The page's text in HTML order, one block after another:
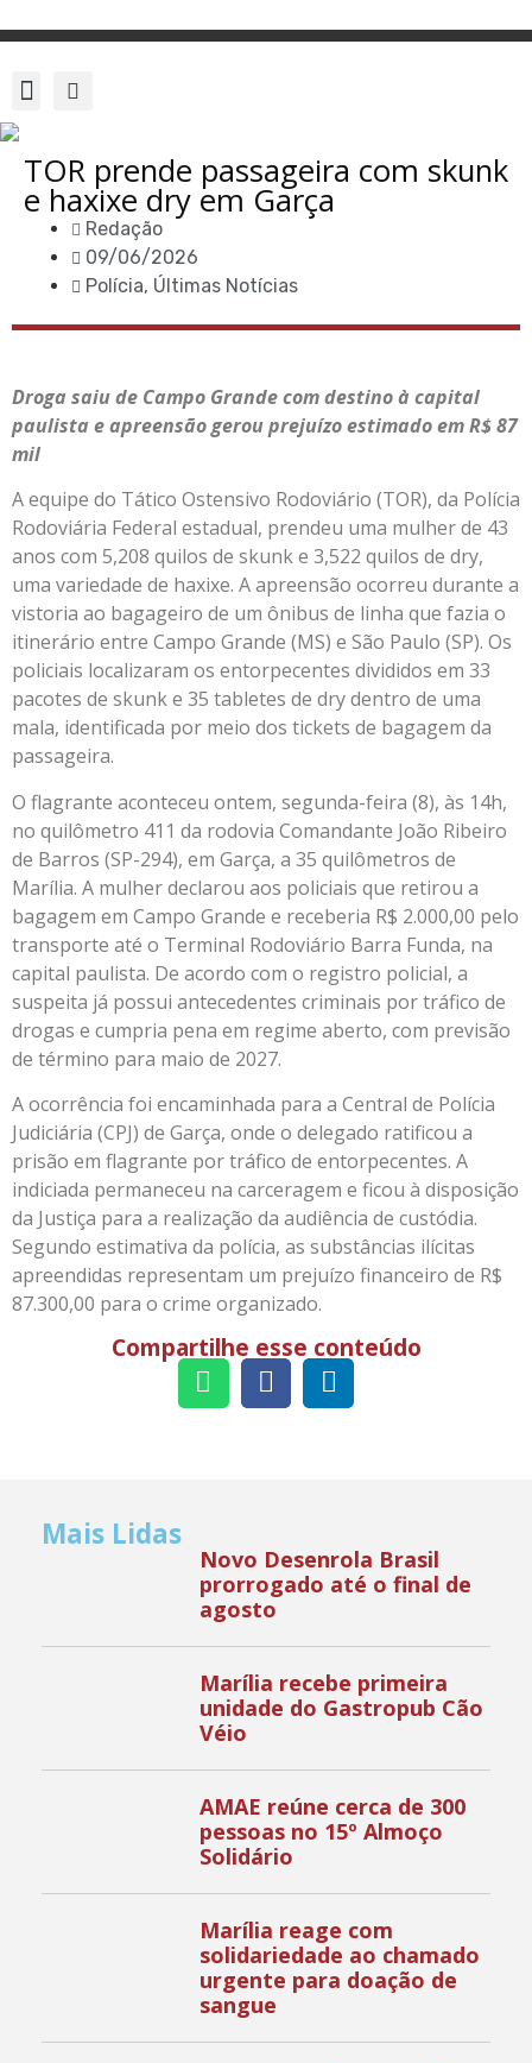
TOR prende passageira com skunk
e haxixe dry em Garça
Redação
09/06/2026
Polícia, Últimas Notícias
Droga saiu de Campo Grande com destino à capital
paulista e apreensão gerou prejuízo estimado em R$ 87
mil
A equipe do Tático Ostensivo Rodoviário (TOR), da Polícia
Rodoviária Federal estadual, prendeu uma mulher de 43
anos com 5,208 quilos de skunk e 3,522 quilos de dry,
uma variedade de haxixe. A apreensão ocorreu durante a
vistoria ao bagageiro de um ônibus de linha que fazia o
itinerário entre Campo Grande (MS) e São Paulo (SP). Os
policiais localizaram os entorpecentes divididos em 33
pacotes de skunk e 35 tabletes de dry dentro de uma
mala, identificada por meio dos tickets de bagagem da
passageira.
O flagrante aconteceu ontem, segunda-feira (8), às 14h,
no quilômetro 411 da rodovia Comandante João Ribeiro
de Barros (SP-294), em Garça, a 35 quilômetros de
Marília. A mulher declarou aos policiais que retirou a
bagagem em Campo Grande e receberia R$ 2.000,00 pelo
transporte até o Terminal Rodoviário Barra Funda, na
capital paulista. De acordo com o registro policial, a
suspeita já possui antecedentes criminais por tráfico de
drogas e cumpria pena em regime aberto, com previsão
de término para maio de 2027.
A ocorrência foi encaminhada para a Central de Polícia
Judiciária (CPJ) de Garça, onde o delegado ratificou a
prisão em flagrante por tráfico de entorpecentes. A
indiciada permaneceu na carceragem e ficou à disposição
da Justiça para a realização da audiência de custódia.
Segundo estimativa da polícia, as substâncias ilícitas
apreendidas representam um prejuízo financeiro de R$
87.300,00 para o crime organizado.
Compartilhe esse conteúdo
Mais Lidas
Novo Desenrola Brasil
prorrogado até o final de
agosto
Marília recebe primeira
unidade do Gastropub Cão
Véio
AMAE reúne cerca de 300
pessoas no 15º Almoço
Solidário
Marília reage com
solidariedade ao chamado
urgente para doação de
sangue